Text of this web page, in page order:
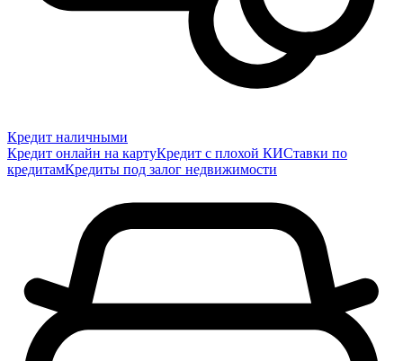
Кредит наличными
Кредит онлайн на картуКредит с плохой КИСтавки по
кредитамКредиты под залог недвижимости